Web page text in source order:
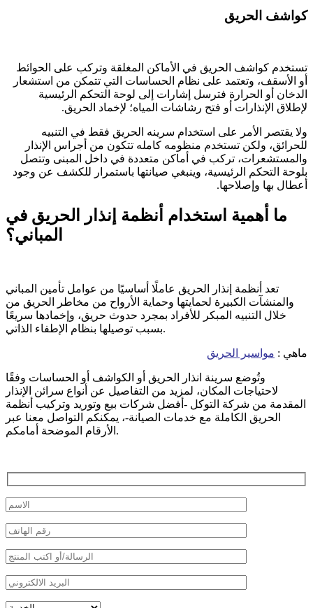
كواشف الحريق
تستخدم كواشف الحريق في الأماكن المغلقة وتركب على الحوائط
أو الأسقف، وتعتمد على نظام الحساسات التي تتمكن من استشعار
الدخان أو الحرارة فترسل إشارات إلى لوحة التحكم الرئيسية
لإطلاق الإنذارات أو فتح رشاشات المياه؛ لإخماد الحريق.
ولا يقتصر الأمر على استخدام سرينه الحريق فقط في التنبيه
للحرائق، ولكن تستخدم منظومه كامله تتكون من أجراس الإنذار
والمستشعرات، تركب في أماكن متعددة في داخل المبنى وتتصل
بلوحة التحكم الرئيسية، وينبغي صيانتها باستمرار للكشف عن وجود
أعطال بها وإصلاحها.
ما أهمية استخدام أنظمة إنذار الحريق في
المباني؟
تعد أنظمة إنذار الحريق عاملًا أساسيًا من عوامل تأمين المباني
والمنشآت الكبيرة لحمايتها وحماية الأرواح من مخاطر الحريق من
خلال التنبيه المبكر للأفراد بمجرد حدوث حريق، وإخمادها سريعًا
بسبب توصيلها بنظام الإطفاء الذاتي.
ماهي : مواسير الحريق
وتُوضع سرينة انذار الحريق أو الكواشف أو الحساسات وفقًا
لاحتياجات المكان، لمزيد من التفاصيل عن أنواع سرائن الإنذار
المقدمة من شركة التوكل -أفضل شركات بيع وتوريد وتركيب أنظمة
الحريق الكاملة مع خدمات الصيانة-، يمكنكم التواصل معنا عبر
الأرقام الموضحة أمامكم.